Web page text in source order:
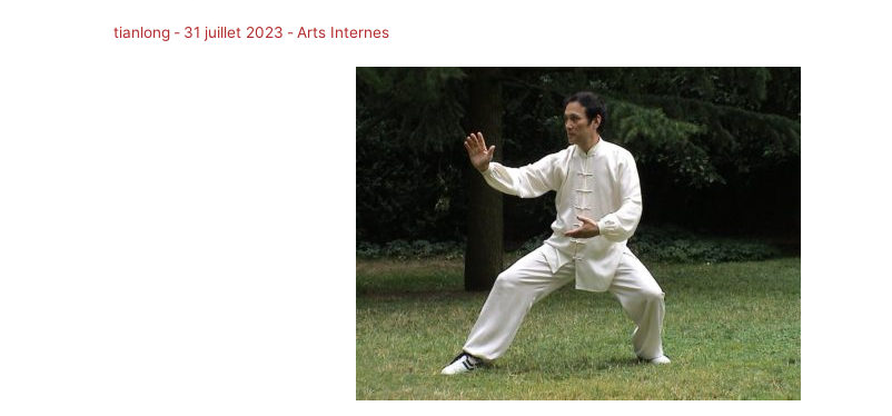
tianlong - 31 juillet 2023 -Arts Internes